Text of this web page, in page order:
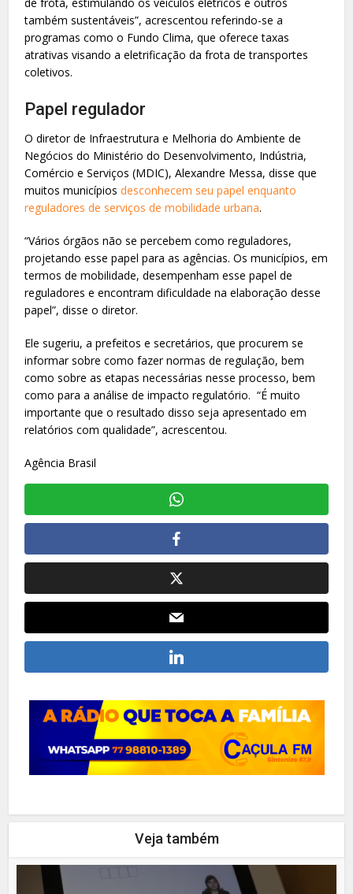
também sustentáveis”, acrescentou referindo-se a
programas como o Fundo Clima, que oferece taxas
atrativas visando a eletrificação da frota de transportes
coletivos.
Papel regulador
O diretor de Infraestrutura e Melhoria do Ambiente de
Negócios do Ministério do Desenvolvimento, Indústria,
Comércio e Serviços (MDIC), Alexandre Messa, disse que
muitos municípiosdesconhecem seu papel enquanto
reguladores de serviços de mobilidade urbana.
“Vários órgãos não se percebem como reguladores,
projetando esse papel para as agências. Os municípios, em
termos de mobilidade, desempenham esse papel de
reguladores e encontram dificuldade na elaboração desse
papel”, disse o diretor.
Ele sugeriu, a prefeitos e secretários, que procurem se
informar sobre como fazer normas de regulação, bem
como sobre as etapas necessárias nesse processo, bem
como para a análise de impacto regulatório. “É muito
importante que o resultado disso seja apresentado em
relatórios com qualidade”, acrescentou.
Agência Brasil
Veja também